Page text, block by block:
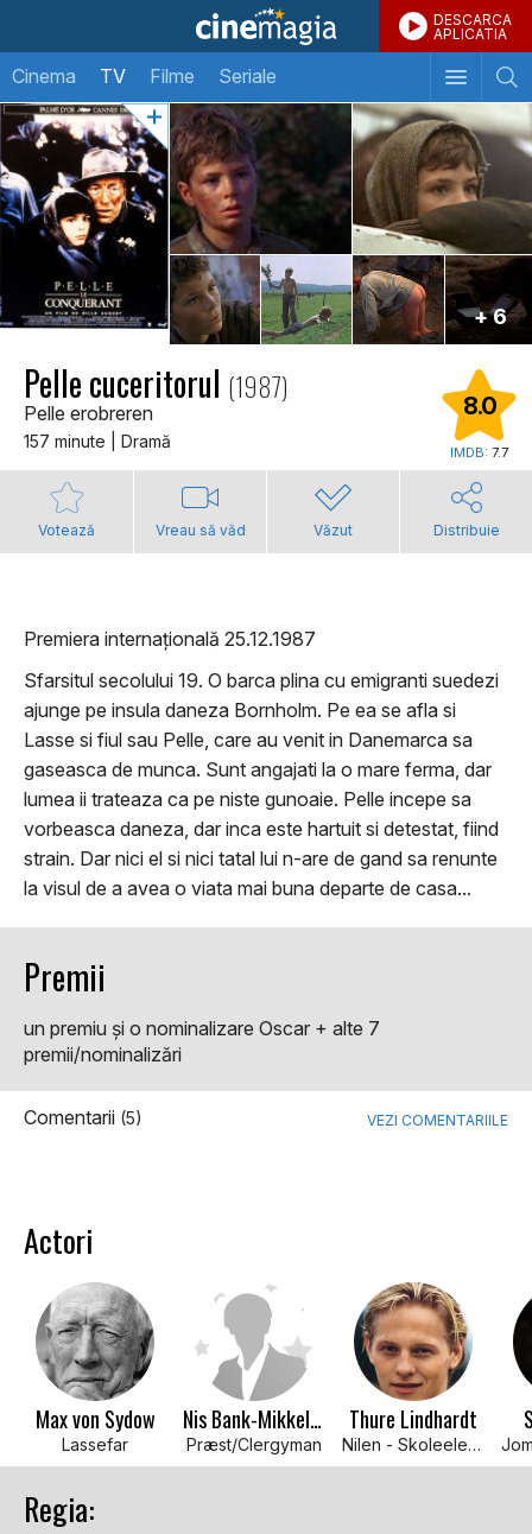
DESCARCA
APLICATIA
Cinema TV Filme Seriale
+ 6
Pelle cuceritorul (1987)
Pelle erobreren
157 minute | Dramă
8.0
IMDB: 7.7
Votează Vreau să văd Văzut Distribuie
Premiera internațională 25.12.1987
Sfarsitul secolului 19. O barca plina cu emigranti suedezi
ajunge pe insula daneza Bornholm. Pe ea se afla si
Lasse si fiul sau Pelle, care au venit in Danemarca sa
gaseasca de munca. Sunt angajati la o mare ferma, dar
lumea ii trateaza ca pe niste gunoaie. Pelle incepe sa
vorbeasca daneza, dar inca este hartuit si detestat, fiind
strain. Dar nici el si nici tatal lui n-are de gand sa renunte
la visul de a avea o viata mai buna departe de casa...
Premii
un premiu şi o nominalizare Oscar + alte 7
premii/nominalizări
Comentarii (5) VEZI COMENTARIILE
Actori
Max von Sydow
Lassefar
Nis Bank-Mikkelsen
Præst/Clergyman
Thure Lindhardt
Nilen - Skoleelev/Classmate
Regia: